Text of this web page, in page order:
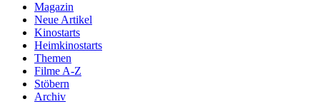
Magazin
Neue Artikel
Kinostarts
Heimkinostarts
Themen
Filme A-Z
Stöbern
Archiv